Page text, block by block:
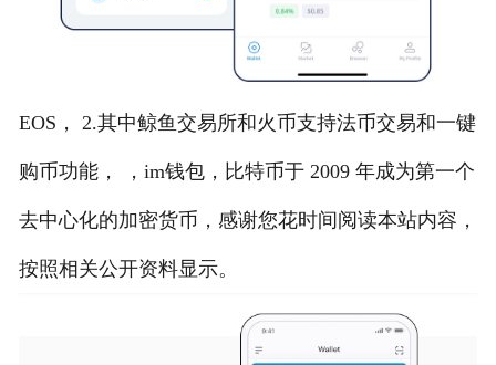
EOS， 2.其中鲸鱼交易所和火币支持法币交易和一键
购币功能， ，im钱包，比特币于 2009 年成为第一个
去中心化的加密货币，感谢您花时间阅读本站内容，
按照相关公开资料显示。